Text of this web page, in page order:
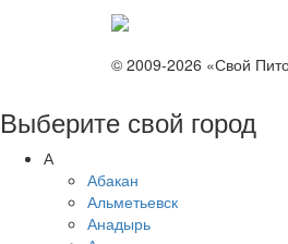
© 2009-2026 «Свой
Выберите свой город
А
Абакан
Альметьевск
Анадырь